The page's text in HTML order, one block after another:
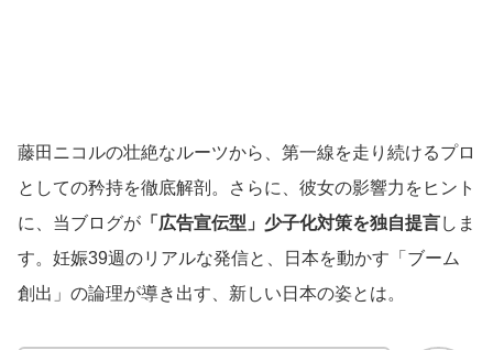
藤田ニコルの壮絶なルーツから、第一線を走り続けるプロ
としての矜持を徹底解剖。さらに、彼女の影響力をヒント
に、当ブログが 「広告宣伝型」少子化対策を独自提言しま
す。妊娠39週のリアルな発信と、日本を動かす「ブーム
創出」の論理が導き出す、新しい日本の姿とは。